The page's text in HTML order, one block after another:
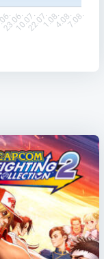
23.06.10.07.22.07.1.08.4.08.7.08.